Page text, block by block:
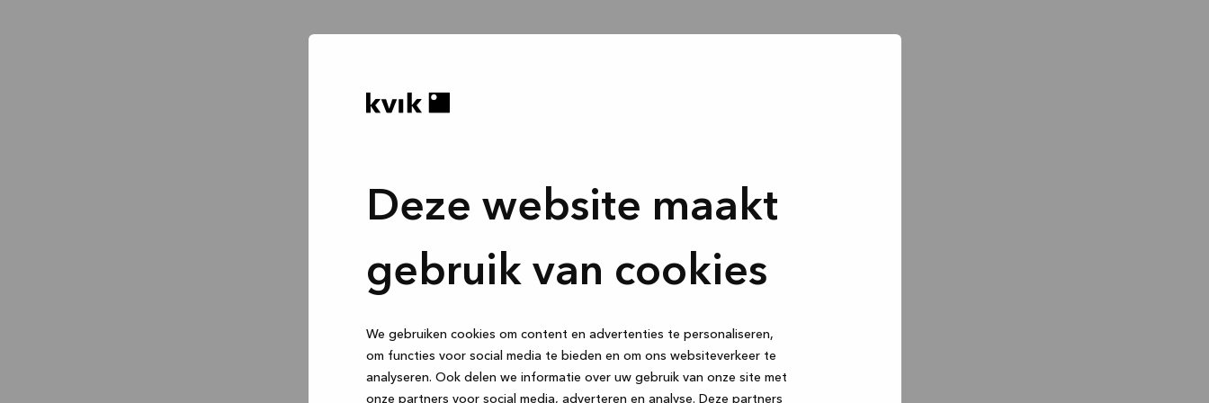
Deze website maakt
gebruik van cookies
We gebruiken cookies om content en advertenties te personaliseren,
om functies voor social media te bieden en om ons websiteverkeer te
analyseren. Ook delen we informatie over uw gebruik van onze site met
onze partners voor social media, adverteren en analyse. Deze partners